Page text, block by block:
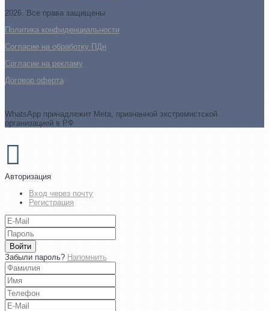
2026. Все права защищены
Политика конфиденциальности
Согласие на обработку ПДн
Cогласие на рекламу
Договор оферта
WhatsApp принадлежит Meta, признанной экстремистской
организацией в РФ
Авторизация
Вход через почту
Регистрация
Войти
Забыли пароль? Напомнить